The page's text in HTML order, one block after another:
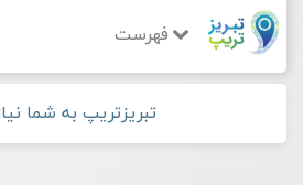
فهرست
تبریزتریپ به شما